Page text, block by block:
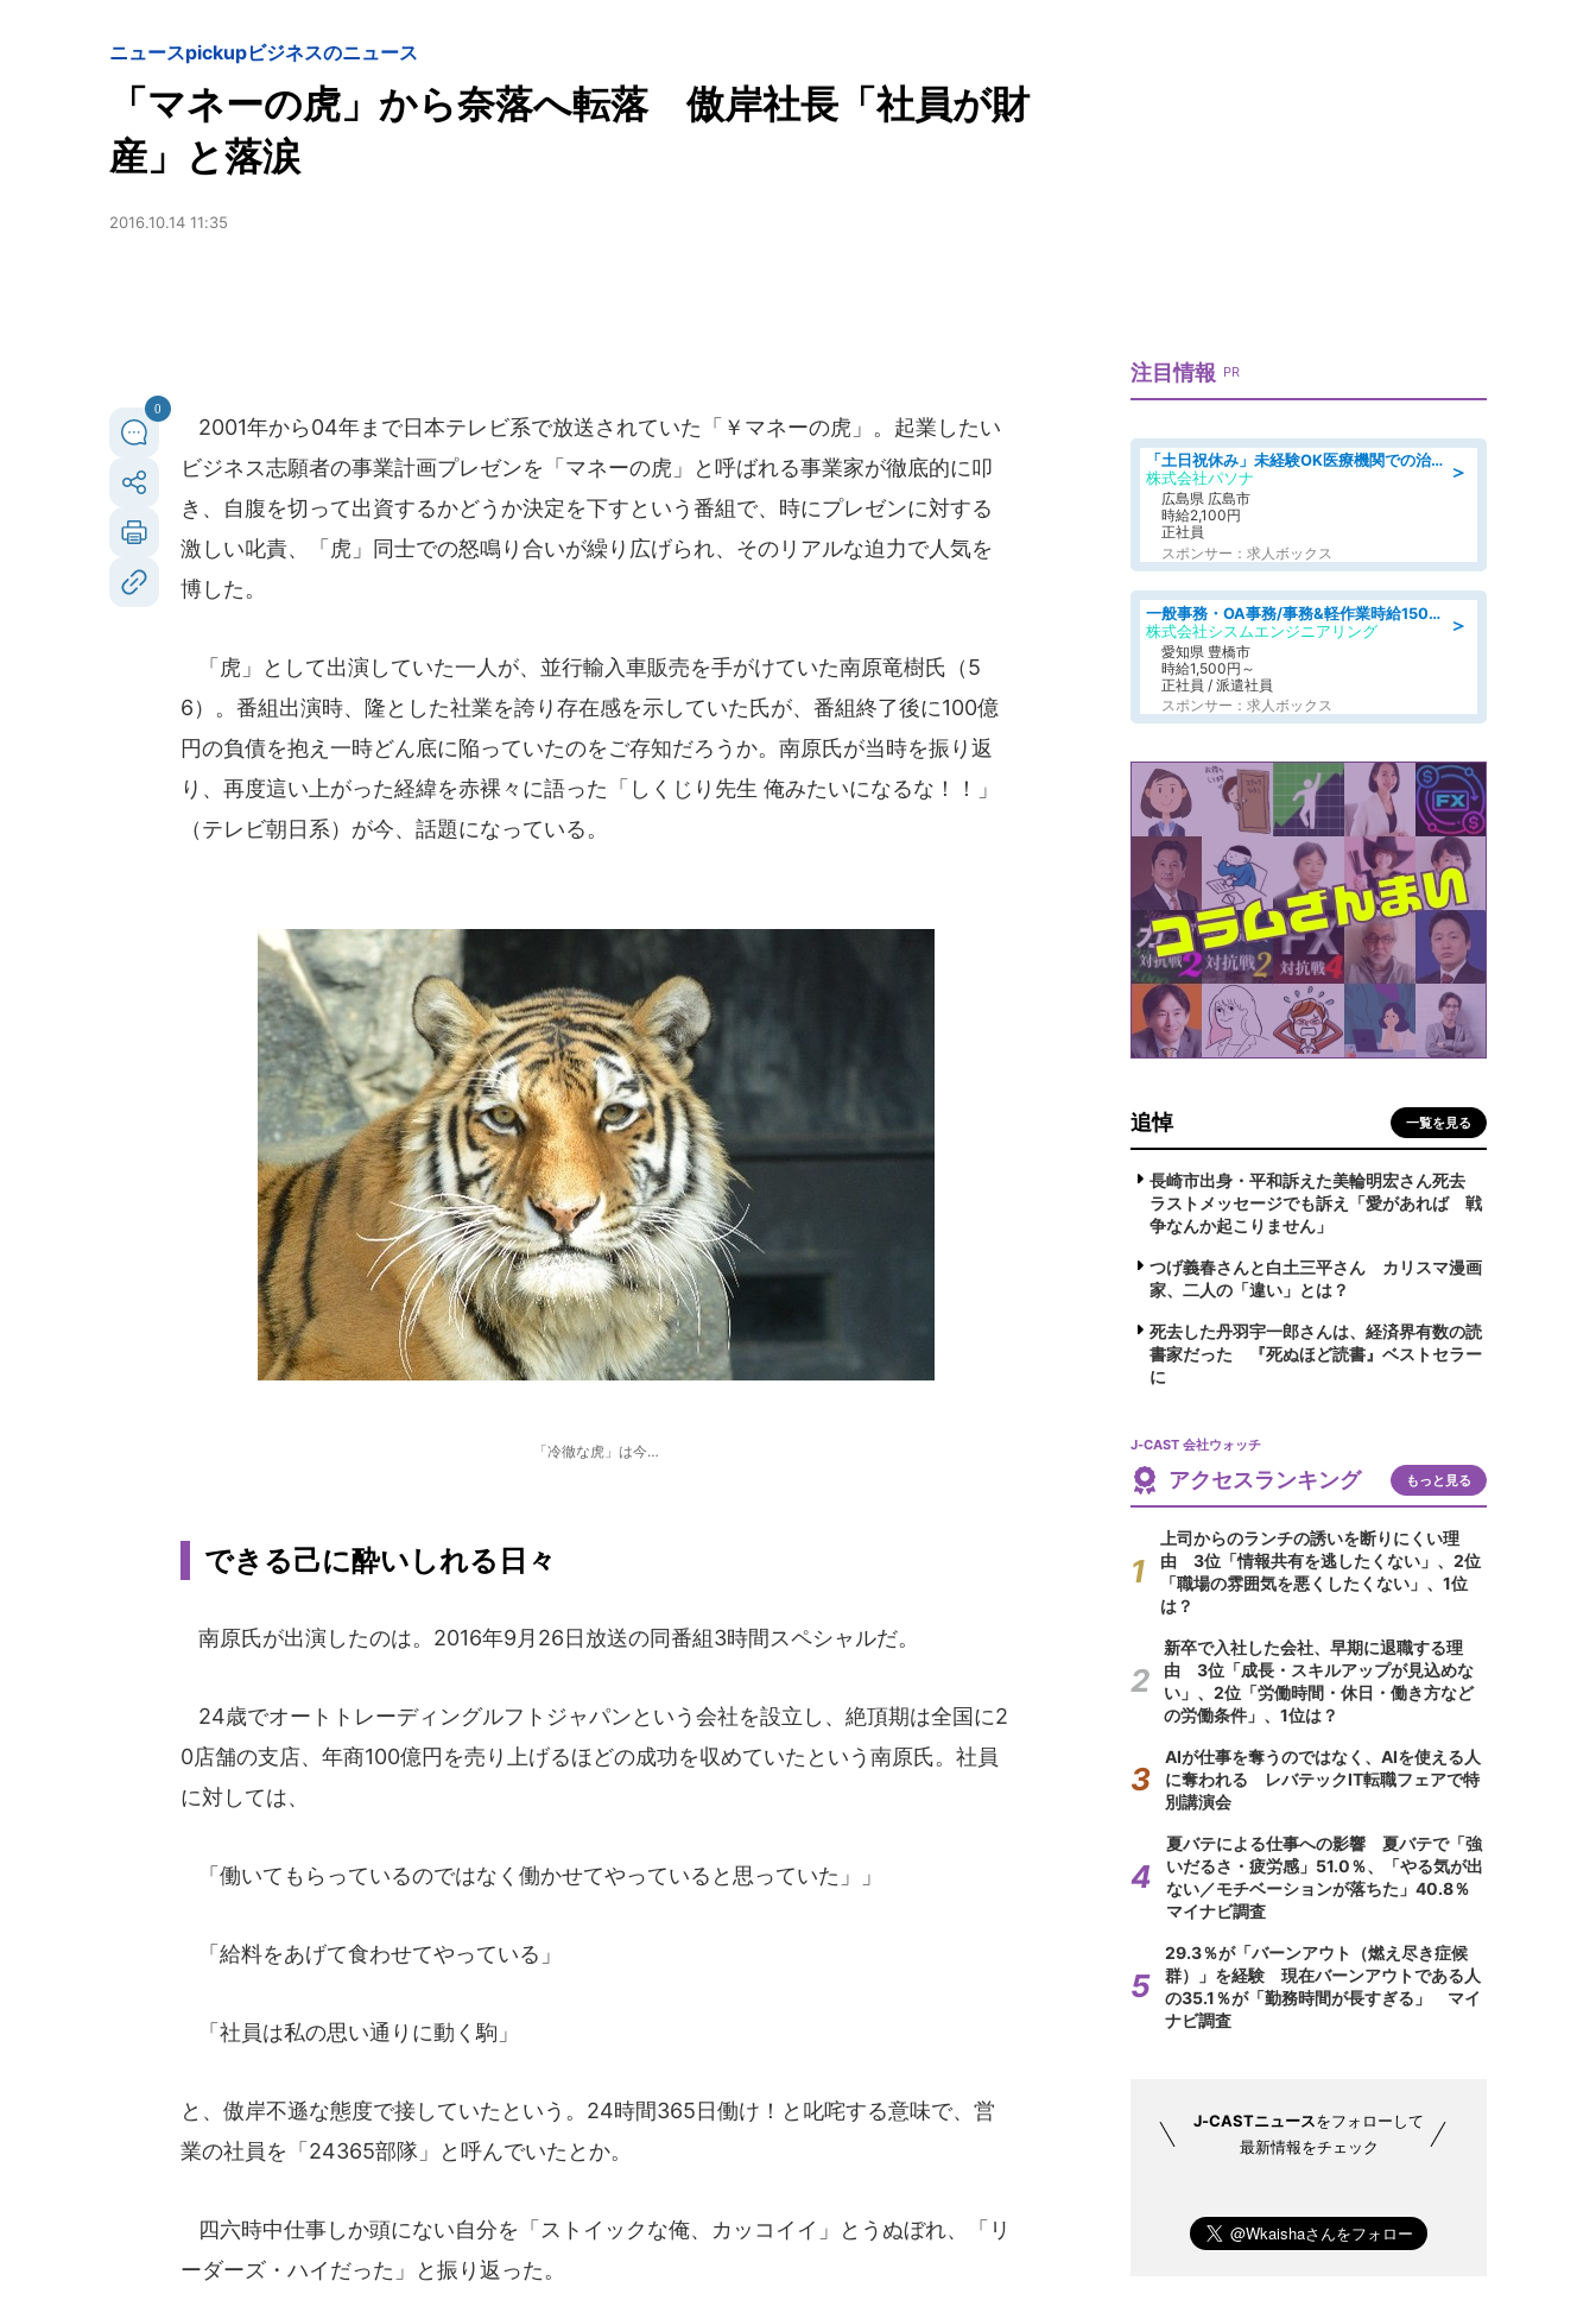
ニュースpickupビジネスのニュース
「マネーの虎」から奈落へ転落 傲岸社長「社員が財
産」と落涙
2016.10.14 11:35
0
2001年から04年まで日本テレビ系で放送されていた「￥マネーの虎」。起業したい
ビジネス志願者の事業計画プレゼンを「マネーの虎」と呼ばれる事業家が徹底的に叩
き、自腹を切って出資するかどうか決定を下すという番組で、時にプレゼンに対する
激しい叱責、「虎」同士での怒鳴り合いが繰り広げられ、そのリアルな迫力で人気を
博した。
「虎」として出演していた一人が、並行輸入車販売を手がけていた南原竜樹氏（5
6）。番組出演時、隆とした社業を誇り存在感を示していた氏が、番組終了後に100億
円の負債を抱え一時どん底に陥っていたのをご存知だろうか。南原氏が当時を振り返
り、再度這い上がった経緯を赤裸々に語った「しくじり先生 俺みたいになるな！！」
（テレビ朝日系）が今、話題になっている。
「冷徹な虎」は今…
できる己に酔いしれる日々
南原氏が出演したのは。2016年9月26日放送の同番組3時間スペシャルだ。
24歳でオートトレーディングルフトジャパンという会社を設立し、絶頂期は全国に2
0店舗の支店、年商100億円を売り上げるほどの成功を収めていたという南原氏。社員
に対しては、
「働いてもらっているのではなく働かせてやっていると思っていた」」
「給料をあげて食わせてやっている」
「社員は私の思い通りに動く駒」
と、傲岸不遜な態度で接していたという。24時間365日働け！と叱咤する意味で、営
業の社員を「24365部隊」と呼んでいたとか。
四六時中仕事しか頭にない自分を「ストイックな俺、カッコイイ」とうぬぼれ、「リ
ーダーズ・ハイだった」と振り返った。
注目情報 PR
＞
「土日祝休み」未経験OK医療機関での治験コーディネーターのお仕事
株式会社パソナ
広島県 広島市
時給2,100円
正社員
スポンサー：求人ボックス
＞
一般事務・OA事務/事務&軽作業時給1500円土日祝休み各種社保完備
株式会社シスムエンジニアリング
愛知県 豊橋市
時給1,500円～
正社員 / 派遣社員
スポンサー：求人ボックス
追悼 一覧を見る
長崎市出身・平和訴えた美輪明宏さん死去
ラストメッセージでも訴え「愛があれば 戦
争なんか起こりません」
つげ義春さんと白土三平さん カリスマ漫画
家、二人の「違い」とは？
死去した丹羽宇一郎さんは、経済界有数の読
書家だった 『死ぬほど読書』ベストセラー
に
J-CAST 会社ウォッチ
アクセスランキング もっと見る
上司からのランチの誘いを断りにくい理
由 3位「情報共有を逃したくない」、2位
「職場の雰囲気を悪くしたくない」、1位
は？
新卒で入社した会社、早期に退職する理
由 3位「成長・スキルアップが見込めな
い」、2位「労働時間・休日・働き方など
の労働条件」、1位は？
AIが仕事を奪うのではなく、AIを使える人
に奪われる レバテックIT転職フェアで特
別講演会
夏バテによる仕事への影響 夏バテで「強
いだるさ・疲労感」51.0％、「やる気が出
ない／モチベーションが落ちた」40.8％
マイナビ調査
29.3％が「バーンアウト（燃え尽き症候
群）」を経験 現在バーンアウトである人
の35.1％が「勤務時間が長すぎる」 マイ
ナビ調査
J-CASTニュースをフォローして
最新情報をチェック